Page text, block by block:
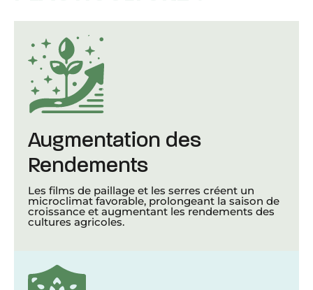
Augmentation des
Rendements
Les films de paillage et les serres créent un
microclimat favorable, prolongeant la saison de
croissance et augmentant les rendements des
cultures agricoles.